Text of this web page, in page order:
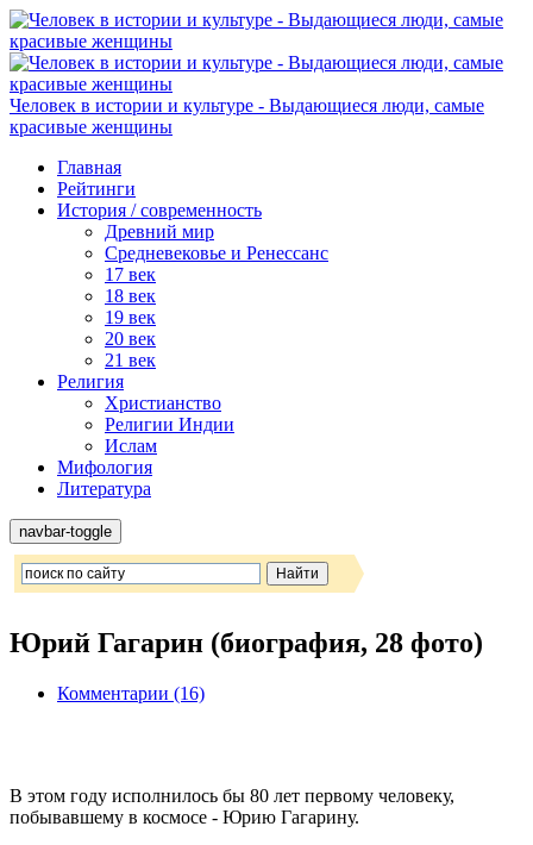
Человек в истории и культуре - Выдающиеся люди, самые
красивые женщины
Главная
Рейтинги
История / современность
Древний мир
Средневековье и Ренессанс
17 век
18 век
19 век
20 век
21 век
Религия
Христианство
Религии Индии
Ислам
Мифология
Литература
navbar-toggle
Юрий Гагарин (биография, 28 фото)
Комментарии (16)
В этом году исполнилось бы 80 лет первому человеку,
побывавшему в космосе - Юрию Гагарину.